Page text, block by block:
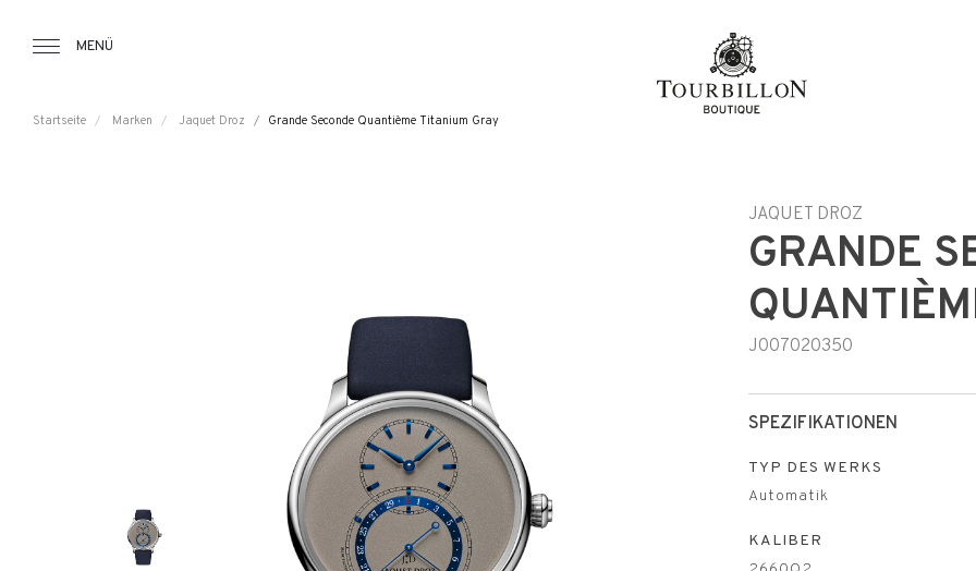
MENÜ
Startseite Marken Jaquet Droz Grande Seconde Quantième Titanium Gray
JAQUET DROZ
GRANDE
J007020350
SPEZIFIKATIONEN
TYP DES WERKS
Automatik
KALIBER